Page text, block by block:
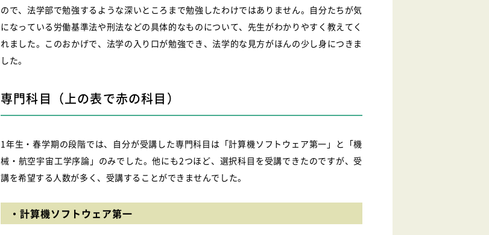
ので、法学部で勉強するような深いところまで勉強したわけではありません。自分たちが気
になっている労働基準法や刑法などの具体的なものについて、先生がわかりやすく教えてく
れました。このおかげで、法学の入り口が勉強でき、法学的な見方がほんの少し身につきま
した。
専門科目（上の表で赤の科目）
1年生・春学期の段階では、自分が受講した専門科目は「計算機ソフトウェア第一」と「機
械・航空宇宙工学序論」のみでした。他にも2つほど、選択科目を受講できたのですが、受
講を希望する人数が多く、受講することができませんでした。
・計算機ソフトウェア第一